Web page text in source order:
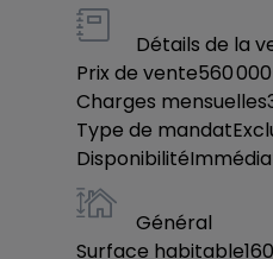
- un pièce pour
- garage
1er étage:
- Salon et salle à
- Cuisine ouverte
Détails de la
Prix de vente560
Charges mensuelles
Type de mandat
Disponibilité
Général
Surface habitable160